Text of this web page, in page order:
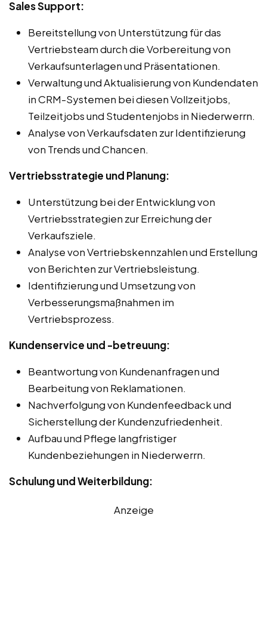
Sales Support:
Bereitstellung von Unterstützung für das
Vertriebsteam durch die Vorbereitung von
Verkaufsunterlagen und Präsentationen.
Verwaltung und Aktualisierung von Kundendaten
in CRM-Systemen bei diesen Vollzeitjobs,
Teilzeitjobs und Studentenjobs in Niederwerrn.
Analyse von Verkaufsdaten zur Identifizierung
von Trends und Chancen.
Vertriebsstrategie und Planung:
Unterstützung bei der Entwicklung von
Vertriebsstrategien zur Erreichung der
Verkaufsziele.
Analyse von Vertriebskennzahlen und Erstellung
von Berichten zur Vertriebsleistung.
Identifizierung und Umsetzung von
Verbesserungsmaßnahmen im
Vertriebsprozess.
Kundenservice und -betreuung:
Beantwortung von Kundenanfragen und
Bearbeitung von Reklamationen.
Nachverfolgung von Kundenfeedback und
Sicherstellung der Kundenzufriedenheit.
Aufbau und Pflege langfristiger
Kundenbeziehungen in Niederwerrn.
Schulung und Weiterbildung:
Anzeige